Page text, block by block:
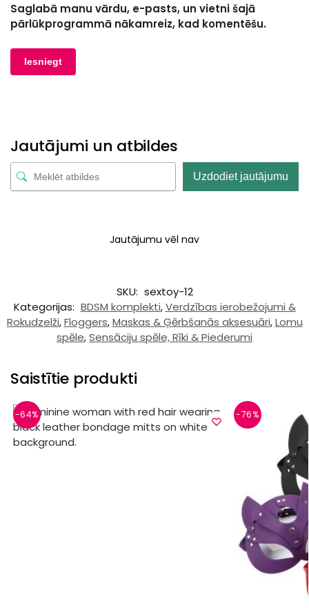
Saglabā manu vārdu, e-pasts, un vietni šajā
pārlūkprogrammā nākamreiz, kad komentēšu.
Jautājumi un atbildes
Uzdodiet jautājumu
Jautājumu vēl nav
SKU: sextoy-12
Kategorijas: BDSM komplekti,Verdzības ierobežojumi &
Rokudzelži,Floggers,Maskas & Ģērbšanās aksesuāri,Lomu
spēle,Sensāciju spēle, Rīki & Piederumi
Saistītie produkti
-64% -76%